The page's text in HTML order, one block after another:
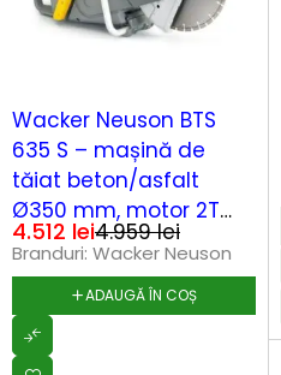
Wacker Neuson BTS
635 S – mașină de
tăiat beton/asfalt
Ø350 mm, motor 2T
4.3 kW 4.959lei
4.512 lei
Branduri: Wacker Neuson
ADAUGĂ ÎN COȘ